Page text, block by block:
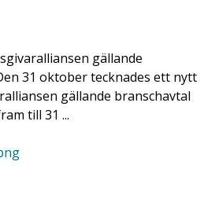
gällande
31 oktober tecknades ett nytt
gällande branschavtal
till 31 ...